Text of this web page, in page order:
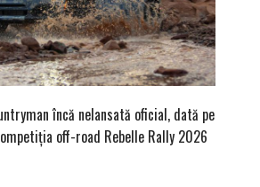
încă nelansată oficial, dată pe
off-road Rebelle Rally 2026